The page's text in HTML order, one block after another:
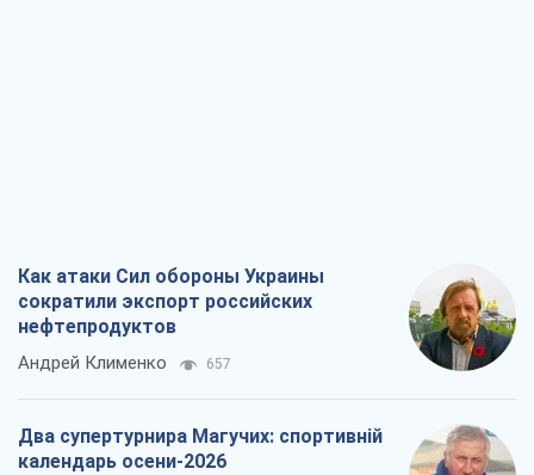
Как атаки Сил обороны Украины
сократили экспорт российских
нефтепродуктов
Андрей Клименко 657
Два супертурнира Магучих: спортивній
календарь осени-2026